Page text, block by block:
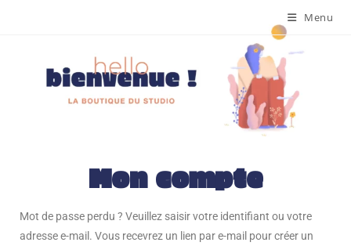
Menu
Mon compte
Mot de passe perdu ? Veuillez saisir votre identifiant ou votre
adresse e-mail. Vous recevrez un lien par e-mail pour créer un